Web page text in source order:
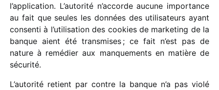
l’application. L’autorité n’accorde aucune impor­tance
au fait que seules les données des utili­sa­teurs ayant
consenti à l’utilisation des cookies de marke­ting de la
banque aient été trans­mises ; ce fait n’est pas de
nature à remé­dier aux manque­ments en matière de
sécurité.
L’autorité retient par contre la banque n’a pas violé